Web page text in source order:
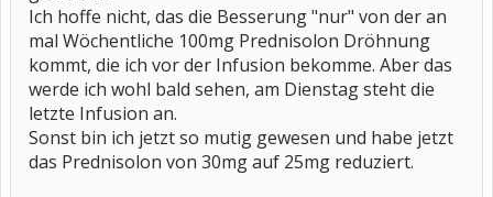
Ich hoffe nicht, das die Besserung "nur" von der an
mal Wöchentliche 100mg Prednisolon Dröhnung
kommt, die ich vor der Infusion bekomme. Aber das
werde ich wohl bald sehen, am Dienstag steht die
letzte Infusion an.
Sonst bin ich jetzt so mutig gewesen und habe jetzt
das Prednisolon von 30mg auf 25mg reduziert.